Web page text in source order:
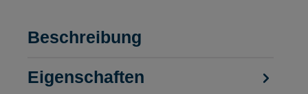
Beschreibung
Eigenschaften